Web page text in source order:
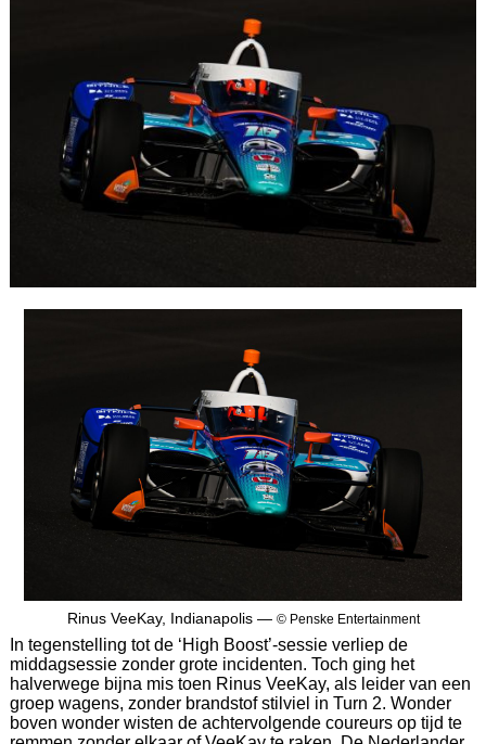
Rinus VeeKay, Indianapolis — © Penske Entertainment
In tegenstelling tot de ‘High Boost’-sessie verliep de
middagsessie zonder grote incidenten. Toch ging het
halverwege bijna mis toen Rinus VeeKay, als leider van een
groep wagens, zonder brandstof stilviel in Turn 2. Wonder
boven wonder wisten de achtervolgende coureurs op tijd te